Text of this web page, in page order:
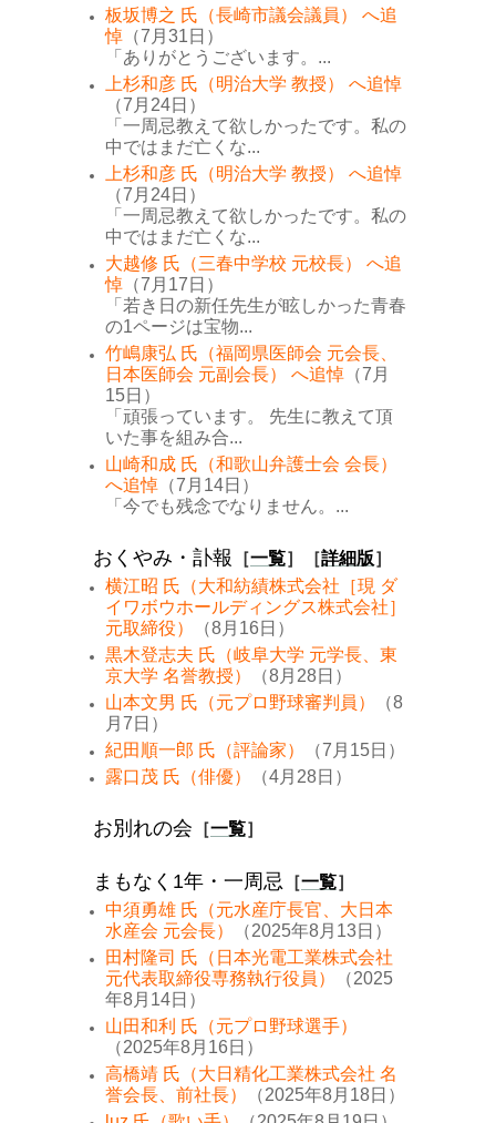
板坂博之 氏（長崎市議会議員） へ追
悼 （7月31日）
「ありがとうございます。...
上杉和彦 氏（明治大学 教授） へ追悼
（7月24日）
「一周忌教えて欲しかったです。私の
中ではまだ亡くな...
上杉和彦 氏（明治大学 教授） へ追悼
（7月24日）
「一周忌教えて欲しかったです。私の
中ではまだ亡くな...
大越修 氏（三春中学校 元校長） へ追
悼 （7月17日）
「若き日の新任先生が眩しかった青春
の1ページは宝物...
竹嶋康弘 氏（福岡県医師会 元会長、
日本医師会 元副会長） へ追悼 （7月
15日）
「頑張っています。 先生に教えて頂
いた事を組み合...
山崎和成 氏（和歌山弁護士会 会長）
へ追悼 （7月14日）
「今でも残念でなりません。...
おくやみ・訃報 ［一覧］［詳細版］
横江昭 氏（大和紡績株式会社［現 ダ
イワボウホールディングス株式会社］
元取締役）
（8月16日）
黒木登志夫 氏（岐阜大学 元学長、東
京大学 名誉教授）
（8月28日）
山本文男 氏（元プロ野球審判員）
（8
月7日）
紀田順一郎 氏（評論家）
（7月15日）
露口茂 氏（俳優）
（4月28日）
お別れの会 ［一覧］
まもなく1年・一周忌 ［一覧］
中須勇雄 氏（元水産庁長官、大日本
水産会 元会長）
（2025年8月13日）
田村隆司 氏（日本光電工業株式会社
元代表取締役専務執行役員）
（2025
年8月14日）
山田和利 氏（元プロ野球選手）
（2025年8月16日）
高橋靖 氏（大日精化工業株式会社 名
誉会長、前社長）
（2025年8月18日）